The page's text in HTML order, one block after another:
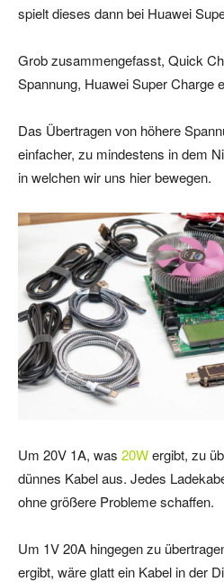
spielt dieses dann bei Huawei
Grob zusammengefasst, Quick
Spannung, Huawei Super Charge
Das Übertragen von höhere
einfacher, zu mindestens in dem
in welchen wir uns hier bewegen.
Um 20V 1A, was 20Wergibt, zu
dünnes Kabel aus. Jedes
ohne größere Probleme schaffen.
Um 1V 20A hingegen zu
ergibt, wäre glatt ein Kabel in der